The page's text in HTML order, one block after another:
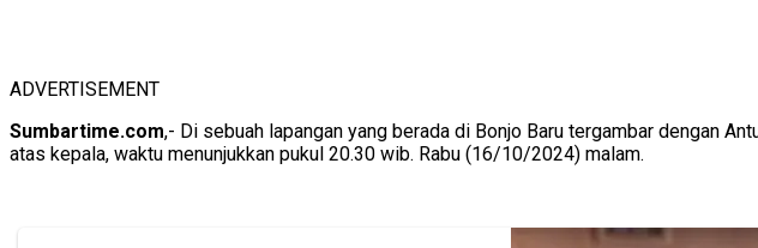
ADVERTISEMENT
Sumbartime.com,- Di sebuah lapangan yang berada di Bonjo Baru tergambar dengan
atas kepala, waktu menunjukkan pukul 20.30 wib. Rabu (16/10/2024) malam.